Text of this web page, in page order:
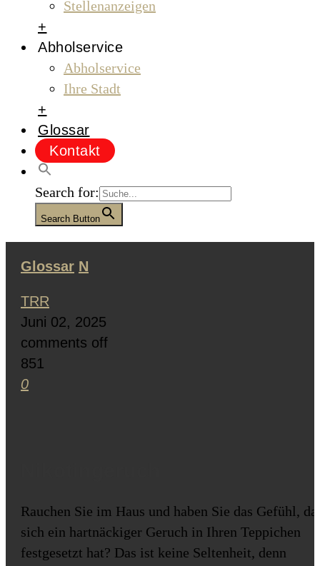
Stellenanzeigen
+
Abholservice
Abholservice
Ihre Stadt
+
Glossar
Kontakt
Search for:
Search Button
Glossar N
TRR
Juni 02, 2025
comments off
851
0
Rauchen Sie im Haus und haben Sie das Gefühl,
sich ein hartnäckiger Geruch in Ihren Teppichen
festgesetzt hat? Das ist keine Seltenheit, denn